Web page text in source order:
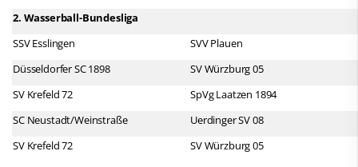
2. Wasserball-Bundesliga
SSV Esslingen
SVV Plauen
Düsseldorfer SC 1898
SV Würzburg 05
SV Krefeld 72
SpVg Laatzen 1894
SC Neustadt/Weinstraße
Uerdinger SV 08
SV Krefeld 72
SV Würzburg 05